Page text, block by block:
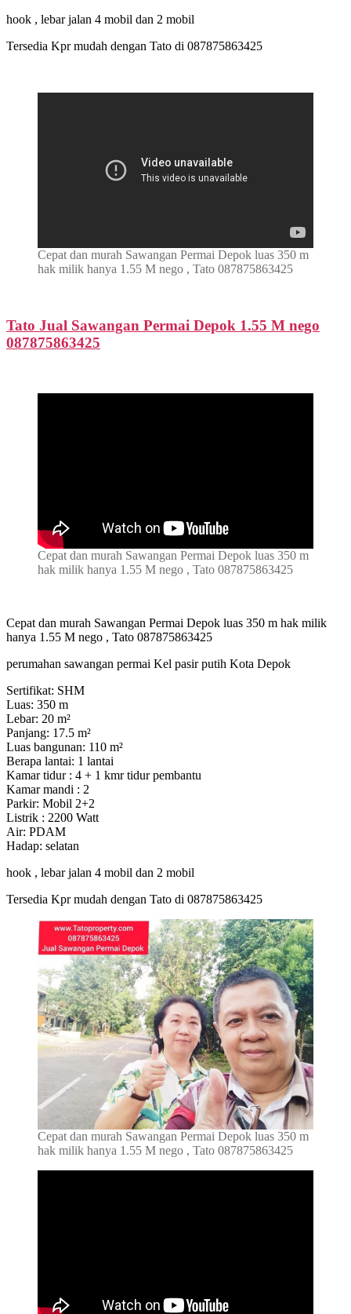
hook , lebar jalan 4 mobil dan 2 mobil
Tersedia Kpr mudah dengan Tato di 087875863425
Cepat dan murah Sawangan Permai Depok luas 350 m
hak milik hanya 1.55 M nego , Tato 087875863425
Tato Jual Sawangan Permai Depok 1.55 M nego
087875863425
Cepat dan murah Sawangan Permai Depok luas 350 m
hak milik hanya 1.55 M nego , Tato 087875863425
Cepat dan murah Sawangan Permai Depok luas 350 m hak milik
hanya 1.55 M nego , Tato 087875863425
perumahan sawangan permai Kel pasir putih Kota Depok
Sertifikat: SHM
Luas: 350 m
Lebar: 20 m²
Panjang: 17.5 m²
Luas bangunan: 110 m²
Berapa lantai: 1 lantai
Kamar tidur : 4 + 1 kmr tidur pembantu
Kamar mandi : 2
Parkir: Mobil 2+2
Listrik : 2200 Watt
Air: PDAM
Hadap: selatan
hook , lebar jalan 4 mobil dan 2 mobil
Tersedia Kpr mudah dengan Tato di 087875863425
Cepat dan murah Sawangan Permai Depok luas 350 m
hak milik hanya 1.55 M nego , Tato 087875863425